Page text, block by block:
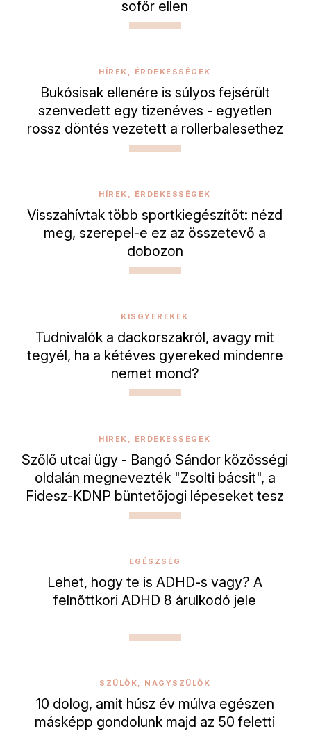
sofőr ellen
HÍREK, ÉRDEKESSÉGEK
Bukósisak ellenére is súlyos fejsérült
szenvedett egy tizenéves - egyetlen
rossz döntés vezetett a rollerbalesethez
HÍREK, ÉRDEKESSÉGEK
Visszahívtak több sportkiegészítőt: nézd
meg, szerepel-e ez az összetevő a
dobozon
KISGYEREKEK
Tudnivalók a dackorszakról, avagy mit
tegyél, ha a kétéves gyereked mindenre
nemet mond?
HÍREK, ÉRDEKESSÉGEK
Szőlő utcai ügy - Bangó Sándor közösségi
oldalán megnevezték "Zsolti bácsit", a
Fidesz-KDNP büntetőjogi lépeseket tesz
EGÉSZSÉG
Lehet, hogy te is ADHD-s vagy? A
felnőttkori ADHD 8 árulkodó jele
SZÜLŐK, NAGYSZÜLŐK
10 dolog, amit húsz év múlva egészen
másképp gondolunk majd az 50 feletti